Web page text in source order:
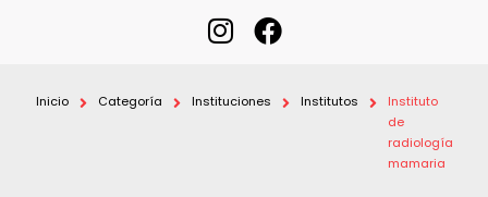
Inicio Categoría Instituciones Institutos
Instituto
de
radiología
mamaria